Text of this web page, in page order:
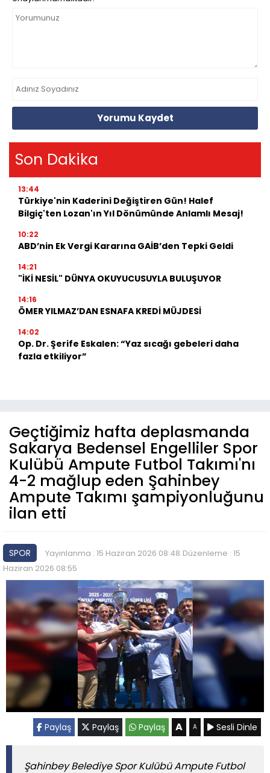
Yorumu Kaydet
Son Dakika
13:44
Türkiye'nin Kaderini Değiştiren Gün! Halef
Bilgiç'ten Lozan'ın Yıl Dönümünde Anlamlı Mesaj!
10:22
ABD’nin Ek Vergi Kararına GAİB’den Tepki Geldi
14:21
"İKİ NESİL" DÜNYA OKUYUCUSUYLA BULUŞUYOR
14:16
ÖMER YILMAZ’DAN ESNAFA KREDİ MÜJDESİ
14:02
Op. Dr. Şerife Eskalen: “Yaz sıcağı gebeleri daha
fazla etkiliyor”
Geçtiğimiz hafta deplasmanda
Sakarya Bedensel Engelliler Spor
Kulübü Ampute Futbol Takımı'nı
4-2 mağlup eden Şahinbey
Ampute Takımı şampiyonluğunu
ilan etti
SPOR Yayınlanma : 15 Haziran 2026 08:48 Düzenleme : 15
Haziran 2026 08:55
Paylaş Paylaş Paylaş A A Sesli Dinle
Şahinbey Belediye Spor Kulübü Ampute Futbol